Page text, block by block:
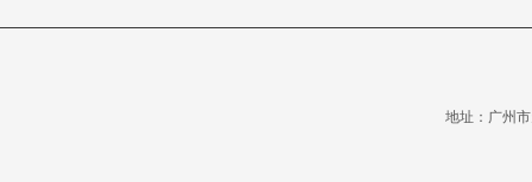
地址：广州